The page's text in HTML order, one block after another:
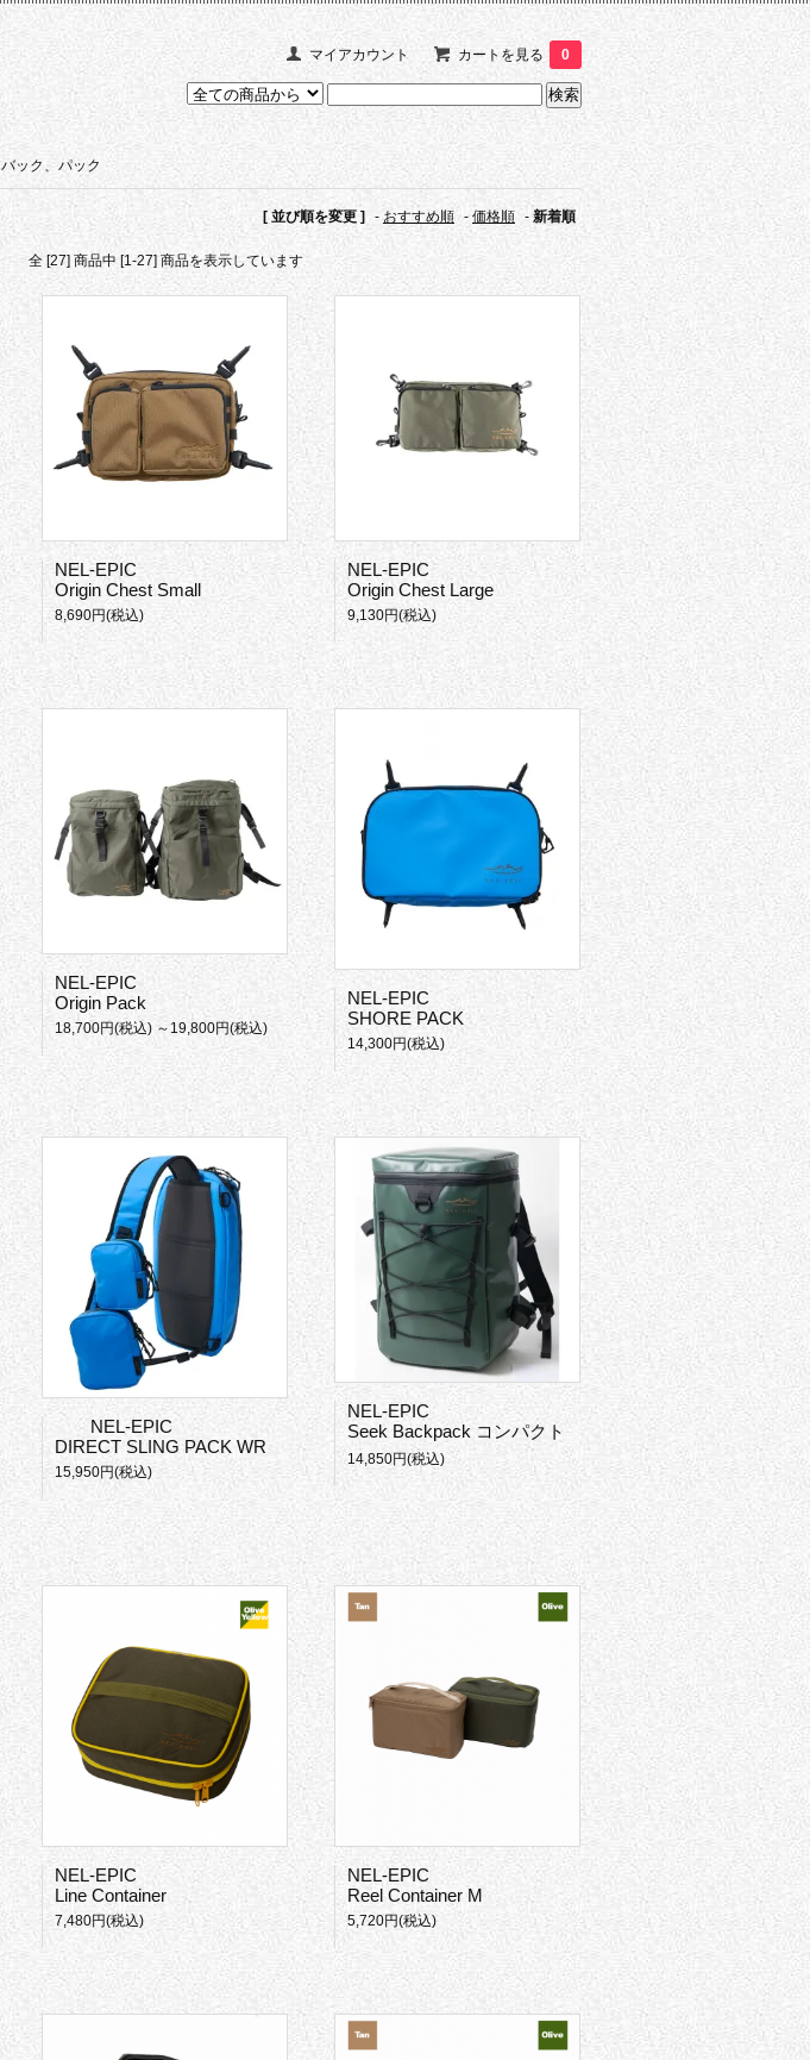
マイアカウント カートを見る 0
バック、パック
[ 並び順を変更 ] - おすすめ順 - 価格順 - 新着順
全 [27] 商品中 [1-27] 商品を表示しています
NEL-EPIC
Origin Chest Small
8,690円(税込)
NEL-EPIC
Origin Chest Large
9,130円(税込)
NEL-EPIC
Origin Pack
18,700円(税込) ～19,800円(税込)
NEL-EPIC
SHORE PACK
14,300円(税込)
NEL-EPIC
DIRECT SLING PACK WR
15,950円(税込)
NEL-EPIC
Seek Backpack コンパクト
14,850円(税込)
NEL-EPIC
Line Container
7,480円(税込)
NEL-EPIC
Reel Container M
5,720円(税込)